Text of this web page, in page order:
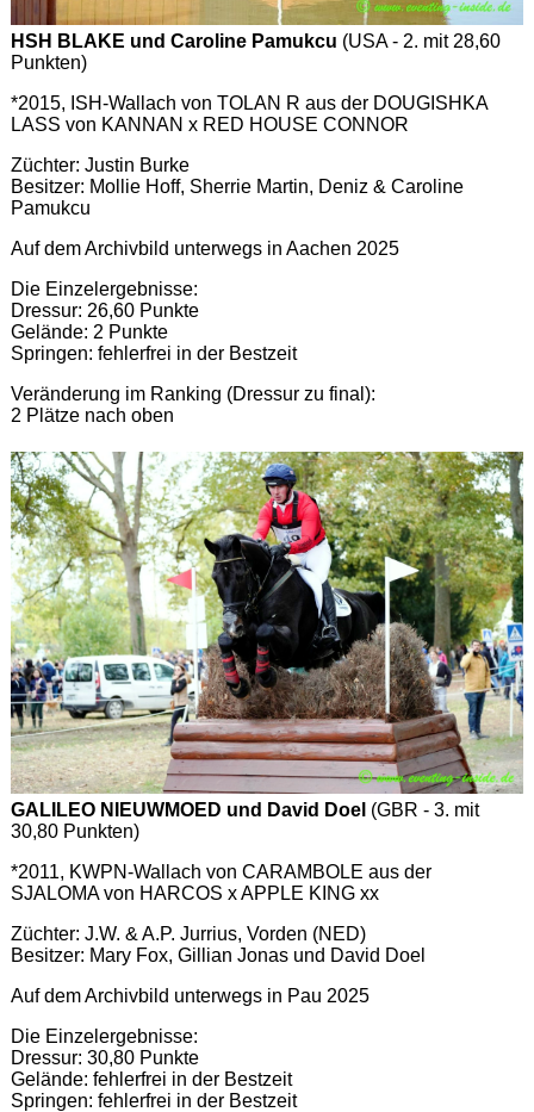
HSH BLAKE und Caroline Pamukcu (USA - 2. mit 28,60
Punkten)
*2015, ISH-Wallach von TOLAN R aus der DOUGISHKA
LASS von KANNAN x RED HOUSE CONNOR
Züchter: Justin Burke
Besitzer: Mollie Hoff, Sherrie Martin, Deniz & Caroline
Pamukcu
Auf dem Archivbild unterwegs in Aachen 2025
Die Einzelergebnisse:
Dressur: 26,60 Punkte
Gelände: 2 Punkte
Springen: fehlerfrei in der Bestzeit
Veränderung im Ranking (Dressur zu final):
2 Plätze nach oben
GALILEO NIEUWMOED und David Doel (GBR - 3. mit
30,80 Punkten)
*2011, KWPN-Wallach von CARAMBOLE aus der
SJALOMA von HARCOS x APPLE KING xx
Züchter: J.W. & A.P. Jurrius, Vorden (NED)
Besitzer: Mary Fox, Gillian Jonas und David Doel
Auf dem Archivbild unterwegs in Pau 2025
Die Einzelergebnisse:
Dressur: 30,80 Punkte
Gelände: fehlerfrei in der Bestzeit
Springen: fehlerfrei in der Bestzeit